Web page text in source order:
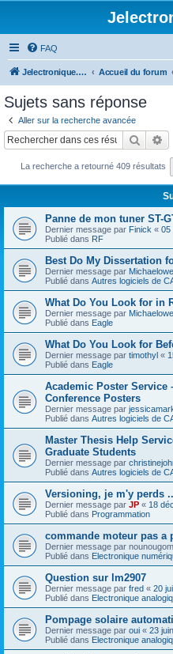
FAQ
Jelectronique.com Accueil du forum
Sujets sans réponse
Aller sur la recherche avancée
La recherche a retourné 409 résultats
Panne de mon tuner ST-
Dernier message par Finick « 05
Publié dans RF
Best Do My Dissertation
Dernier message par
Publié dans Autres logiciels de
What Do You Look for in
Dernier message par
Publié dans Eagle
What Do You Look for
Dernier message par timothyl «
Publié dans Eagle
Academic Poster Service
Conference Posters
Dernier message par
Publié dans Autres logiciels de
Master Thesis Help
Graduate Students
Dernier message par
Publié dans Autres logiciels de
Versioning, je m'y perds
Dernier message par JP « 18
Publié dans Programmation
commande moteur pas a
Dernier message par
Publié dans Electronique
Question sur lm2907
Dernier message par fred « 20
Publié dans Electronique
Pompage solaire
Dernier message par oui « 23
Publié dans Electronique